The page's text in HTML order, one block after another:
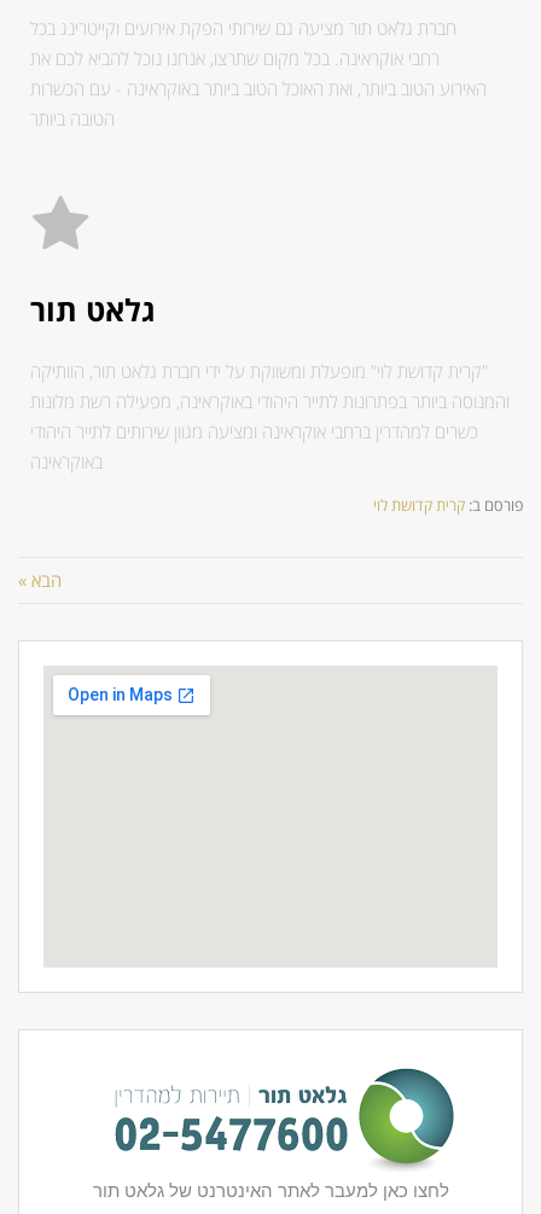
חברת גלאט תור מציעה גם שירותי הפקת אירועים וקייטרינג בכל
רחבי אוקראינה. בכל מקום שתרצו, אנחנו נוכל להביא לכם את
האירוע הטוב ביותר, ואת האוכל הטוב ביותר באוקראינה - עם הכשרות
הטובה ביותר
גלאט תור
"קרית קדושת לוי" מופעלת ומשווקת על ידי חברת גלאט תור, הוותיקה
והמנוסה ביותר בפתרונות לתייר היהודי באוקראינה, מפעילה רשת מלונות
כשרים למהדרין ברחבי אוקראינה ומציעה מגוון שירותים לתייר היהודי
באוקראינה
פורסם ב: קרית קדושת לוי
הבא »
לחצו כאן למעבר לאתר האינטרנט של גלאט תור